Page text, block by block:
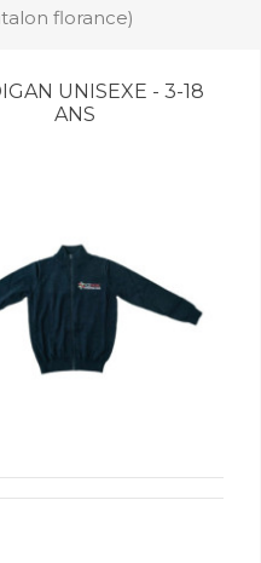
florance)
UNISEXE - 3-18
ANS